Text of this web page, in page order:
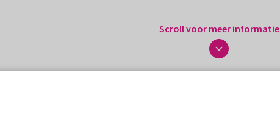
Scroll voor meer informatie